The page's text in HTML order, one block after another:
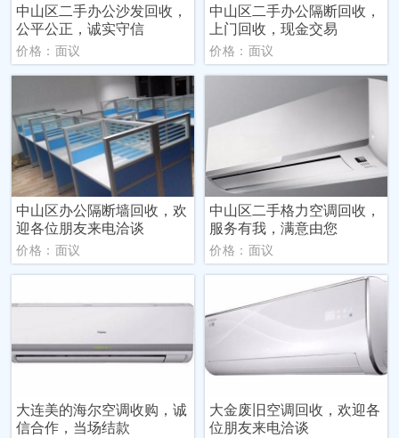
中山区二手办公沙发回收，
公平公正，诚实守信
价格：面议
中山区二手办公隔断回收，
上门回收，现金交易
价格：面议
中山区办公隔断墙回收，欢
迎各位朋友来电洽谈
价格：面议
中山区二手格力空调回收，
服务有我，满意由您
价格：面议
大连美的海尔空调收购，诚
信合作，当场结款
大金废旧空调回收，欢迎各
位朋友来电洽谈